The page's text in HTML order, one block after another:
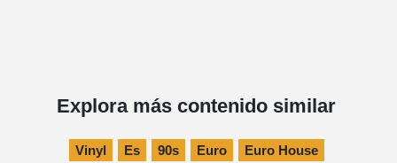
Explora más contenido similar
Vinyl Es 90s Euro Euro House